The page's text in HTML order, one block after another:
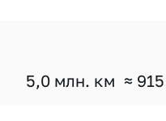
5,0 млн. км ≈